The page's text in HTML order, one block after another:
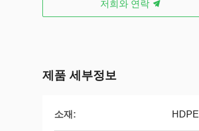
저희와 연락
제품 세부정보
소재: HDPE